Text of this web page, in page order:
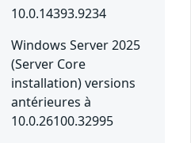
10.0.14393.9234
Windows Server 2025
(Server Core
installation) versions
antérieures à
10.0.26100.32995